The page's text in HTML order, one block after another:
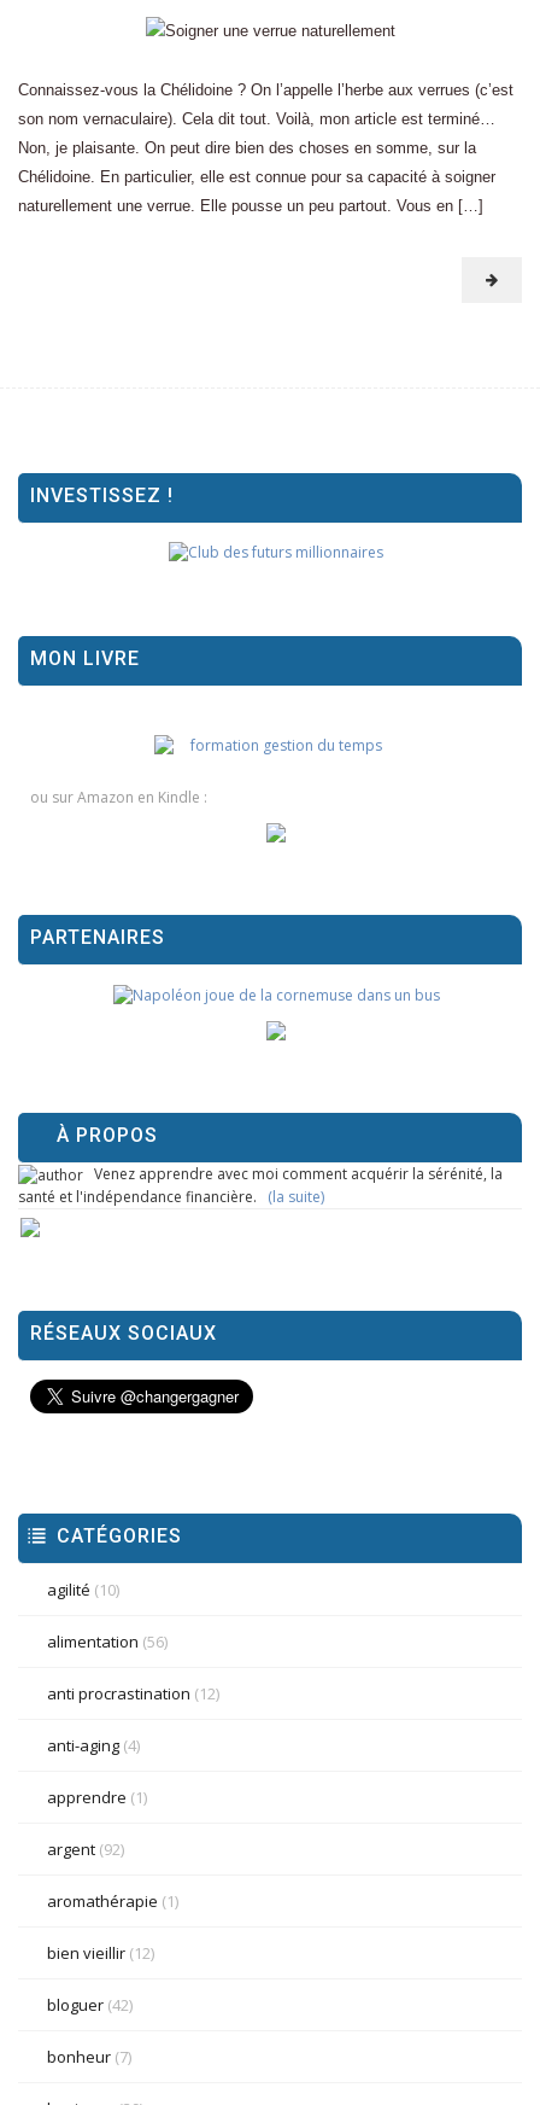
Connaissez-vous la Chélidoine ? On l’appelle l’herbe aux verrues (c’est
son nom vernaculaire). Cela dit tout. Voilà, mon article est terminé…
Non, je plaisante. On peut dire bien des choses en somme, sur la
Chélidoine. En particulier, elle est connue pour sa capacité à soigner
naturellement une verrue. Elle pousse un peu partout. Vous en […]
INVESTISSEZ !
MON LIVRE
ou sur Amazon en Kindle :
PARTENAIRES
À PROPOS
Venez apprendre avec moi comment acquérir la sérénité, la
santé et l'indépendance financière. (la suite)
RÉSEAUX SOCIAUX
CATÉGORIES
agilité (10)
alimentation (56)
anti procrastination (12)
anti-aging (4)
apprendre (1)
argent (92)
aromathérapie (1)
bien vieillir (12)
bloguer (42)
bonheur (7)